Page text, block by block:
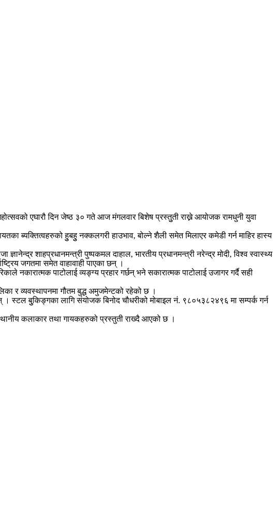
एघारौ दिन जेष्ठ ३० गते आज मंगलवार बिशेष प्रस्तुुती राख्ने आयोजक रामधुनी युवा
ब्यक्तित्वहरुको हुुबहुु नक्कलगरी हाउभाव, बोल्ने शैली समेत मिलाएर कमेडी गर्न माहिर हास्य
शाहप्रधानमन्त्री पुष्पकमल दाहाल, भारतीय प्रधानमन्त्री नरेन्द्र मोदी, विश्व स्वास्थ्य
जगतमा समेत वाहावाही पाएका छन् ।
पाटोलाई व्यङ्ग्य प्रहार गर्छन् भने सकारात्मक पाटोलाई उजागर गर्दै सही
र व्यवस्थापनमा गौतम बुद्ध अमुजमेन्टको रहेको छ ।
स्टल बुुकिङ्गका लागि संयोजक बिनोद चौधरीको मोबाइल नं. ९८०५३८२४९६ मा सम्पर्क गर्न
कलाकार तथा गायकहरुको प्रस्तुती राख्दै आएको छ ।